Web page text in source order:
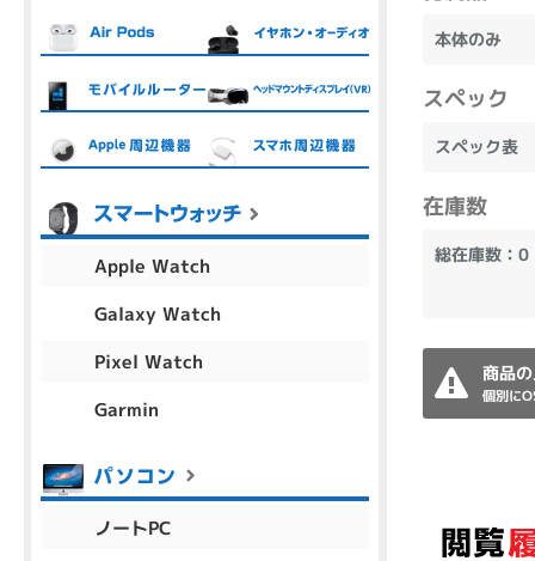
本体のみ
スペック
スペック表
在庫数
総在庫数：0
商品
個別に
Apple Watch
Galaxy Watch
Pixel Watch
Garmin
ノートPC
ランク
商品状態の絞り込み
新品/未使用 中古 新品 Aランク
容量
~